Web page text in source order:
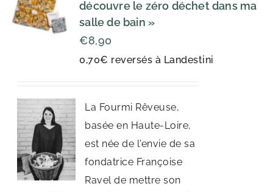
découvre le zéro déchet dans ma
salle de bain »
0,70€ reversés à Landestini
€8,90
La Fourmi Rêveuse,
basée en Haute-Loire,
est née de l'envie de sa
fondatrice Françoise
Ravel de mettre son